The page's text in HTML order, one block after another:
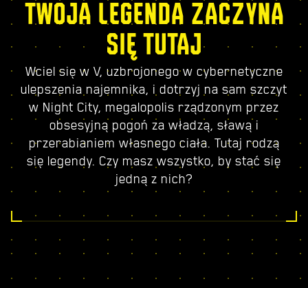
TWOJA LEGENDA ZACZYNA
SIĘ TUTAJ
Wciel się w V, uzbrojonego w cybernetyczne
ulepszenia najemnika, i dotrzyj na sam szczyt
w Night City, megalopolis rządzonym przez
obsesyjną pogoń za władzą, sławą i
przerabianiem własnego ciała. Tutaj rodzą
się legendy. Czy masz wszystko, by stać się
jedną z nich?